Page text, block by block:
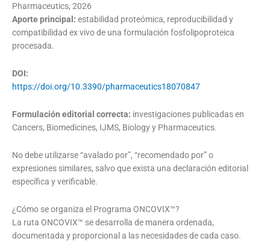
Pharmaceutics, 2026
Aporte principal: estabilidad proteómica, reproducibilidad y
compatibilidad ex vivo de una formulación fosfolipoproteica
procesada.
DOI:
https://doi.org/10.3390/pharmaceutics18070847
Formulación editorial correcta: investigaciones publicadas en
Cancers, Biomedicines, IJMS, Biology y Pharmaceutics.
No debe utilizarse “avalado por”, “recomendado por” o
expresiones similares, salvo que exista una declaración editorial
específica y verificable.
¿Cómo se organiza el Programa ONCOVIX™?
La ruta ONCOVIX™ se desarrolla de manera ordenada,
documentada y proporcional a las necesidades de cada caso.